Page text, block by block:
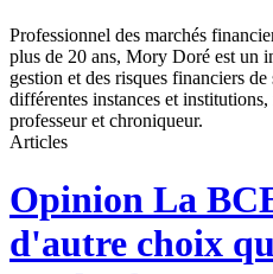
Professionnel des marchés
plus de 20 ans, Mory Doré est un
gestion et des risques financiers
différentes instances et
professeur et chroniqueur.
Articles
Opinion La
d'autre choix